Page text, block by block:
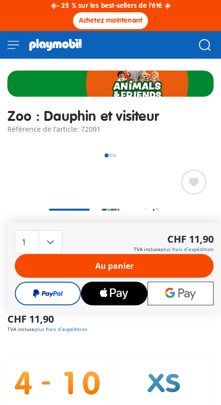
☀️- 25 % sur les best-sellers de l'été ☀️
Achetez maintenant
Zoo : Dauphin et visiteur
Référence de l’article: 72091
l’eau pour attraper son poisson – parfois, il réussit même à
l’attraper avec un saut spectaculaire dans les airs ! Pas facile
de prendre la photo au bon moment !
Autres informations
Le délai de livraison est actuellement de 3 à 6 jours
ouvrable
Livraison gratuite à partir de CHF 99
CHF 11,90
TVA incluseplus frais d´expédition
CHF 11,90
TVA incluseplus frais d´expédition
Au panier